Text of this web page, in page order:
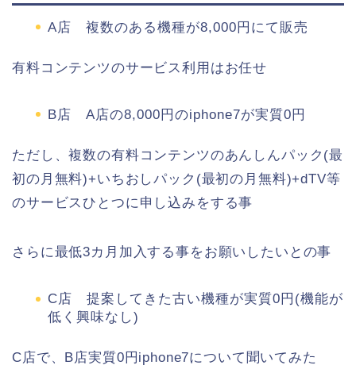
A店 複数のある機種が8,000円にて販売
有料コンテンツのサービス利用はお任せ
B店 A店の8,000円のiphone7が実質0円
ただし、複数の有料コンテンツのあんしんパック(最
初の月無料)+いちおしパック(最初の月無料)+dTV等
のサービスひとつに申し込みをする事
さらに最低3カ月加入する事をお願いしたいとの事
C店 提案してきた古い機種が実質0円(機能が
低く興味なし)
C店で、B店実質0円iphone7について聞いてみた